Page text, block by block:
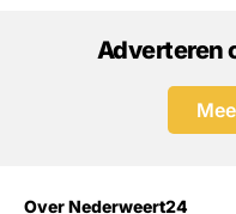
Adverteren
Over Nederweert24